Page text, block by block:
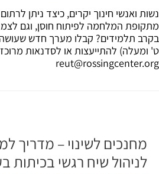
ואנשי חינוך יקרים, כיצד ניתן לרתום
המלחמה לפיתוח חוסן, וגם לצמצם
תלמידים? קבלו מערך חדש שעושה
להתייעצות או לסדנאות מרוכזות
מחנכים לשינוי – מדריך
לניהול שיח רגשי בכיתות